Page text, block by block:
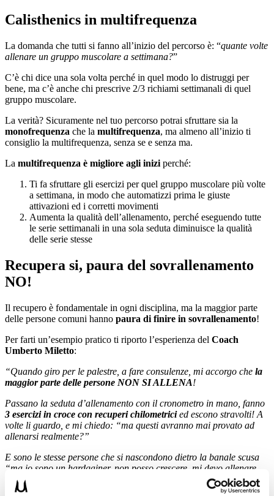
Calisthenics in multifrequenza
La domanda che tutti si fanno all’inizio del percorso è: “quante volte
allenare un gruppo muscolare a settimana?”
C’è chi dice una sola volta perché in quel modo lo distruggi per
bene, ma c’è anche chi prescrive 2/3 richiami settimanali di quel
gruppo muscolare.
La verità? Sicuramente nel tuo percorso potrai sfruttare sia la
monofrequenza che la multifrequenza, ma almeno all’inizio ti
consiglio la multifrequenza, senza se e senza ma.
La multifrequenza è migliore agli inizi perché:
Ti fa sfruttare gli esercizi per quel gruppo muscolare più volte
a settimana, in modo che automatizzi prima le giuste
attivazioni ed i corretti movimenti
Aumenta la qualità dell’allenamento, perché eseguendo tutte
le serie settimanali in una sola seduta diminuisce la qualità
delle serie stesse
Recupera si, paura del sovrallenamento
NO!
Il recupero è fondamentale in ogni disciplina, ma la maggior parte
delle persone comuni hanno paura di finire in sovrallenamento!
Per farti un’esempio pratico ti riporto l’esperienza del Coach
Umberto Miletto:
“Quando giro per le palestre, a fare consulenze, mi accorgo che la
maggior parte delle persone NON SI ALLENA!
Passano la seduta d’allenamento con il cronometro in mano, fanno
3 esercizi in croce con recuperi chilometricied escono stravolti! A
volte li guardo, e mi chiedo: “ma questi avranno mai provato ad
allenarsi realmente?”
E sono le stesse persone che si nascondono dietro la banale scusa
“ma io sono un hardgainer, non posso crescere, mi devo allenare
così per